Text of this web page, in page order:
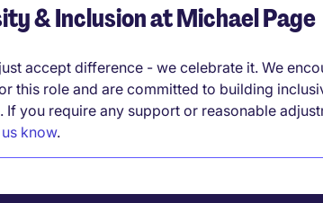
& Inclusion at Michael Page
accept difference - we celebrate it. We
this role and are committed to building
If you require any support or reasonable
know.